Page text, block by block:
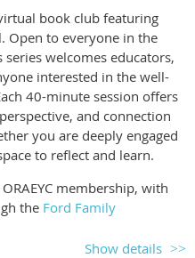
book club featuring
Open to everyone in the
welcomes educators,
interested in the well-
40-minute session offers
and connection
you are deeply engaged
to reflect and learn.
membership, with
the Ford Family
Show details